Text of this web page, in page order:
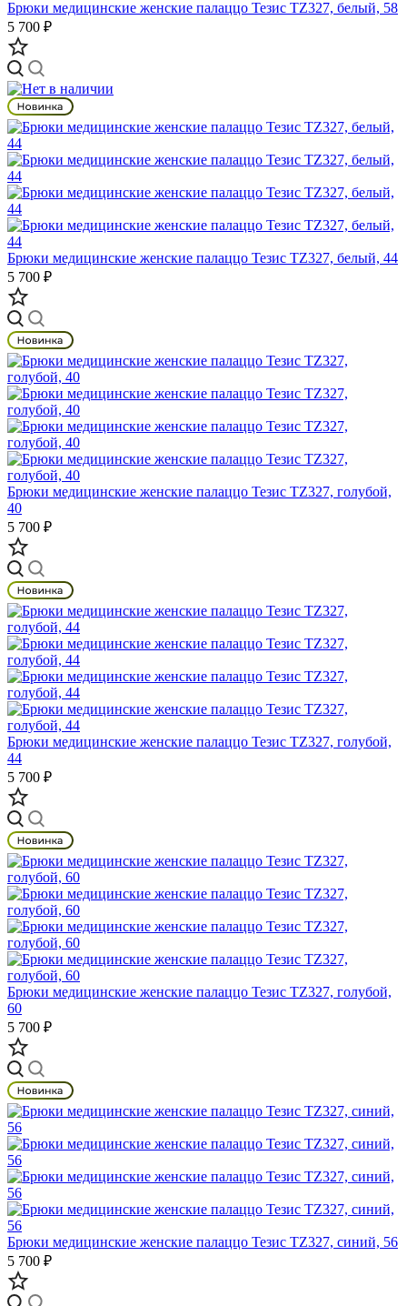
Брюки медицинские женские палаццо Тезис TZ327, белый, 58
5 700 ₽
Брюки медицинские женские палаццо Тезис TZ327, белый, 44
5 700 ₽
Брюки медицинские женские палаццо Тезис TZ327, голубой,
40
5 700 ₽
Брюки медицинские женские палаццо Тезис TZ327, голубой,
44
5 700 ₽
Брюки медицинские женские палаццо Тезис TZ327, голубой,
60
5 700 ₽
Брюки медицинские женские палаццо Тезис TZ327, синий, 56
5 700 ₽